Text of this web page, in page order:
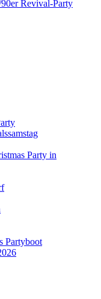
Revival-Party
Party in
Partyboot